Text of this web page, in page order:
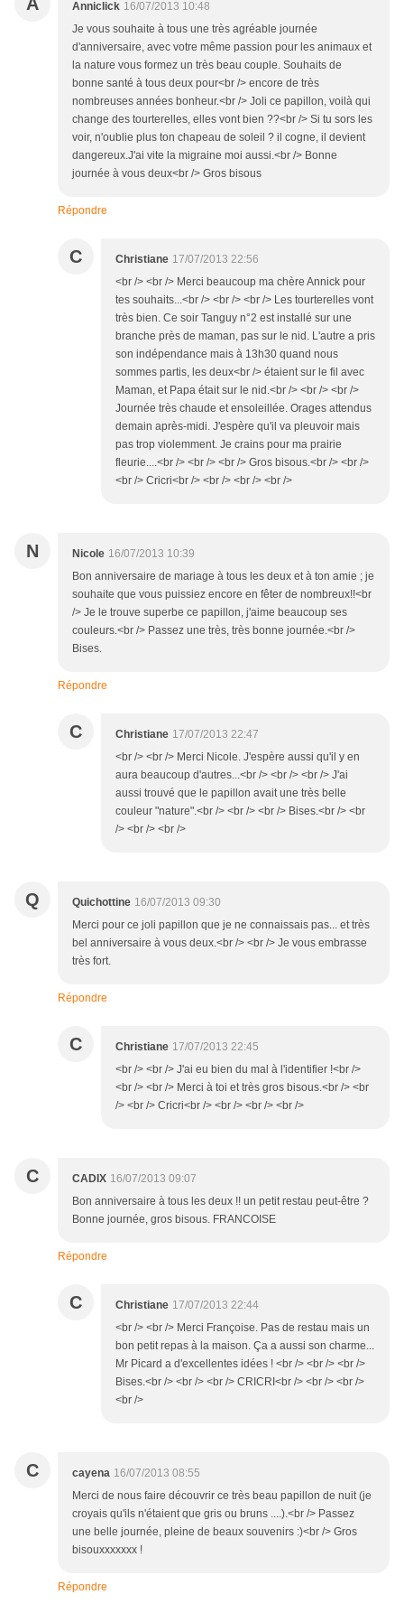
Anniclick 16/07/2013 10:48
Je vous souhaite à tous une très agréable journée
d'anniversaire, avec votre même passion pour les animaux et
la nature vous formez un très beau couple. Souhaits de
bonne santé à tous deux pour<br /> encore de très
nombreuses années bonheur.<br /> Joli ce papillon, voilà qui
change des tourterelles, elles vont bien ??<br /> Si tu sors les
voir, n'oublie plus ton chapeau de soleil ? il cogne, il devient
dangereux.J'ai vite la migraine moi aussi.<br /> Bonne
journée à vous deux<br /> Gros bisous
Répondre
C Christiane 17/07/2013 22:56
<br /> <br /> Merci beaucoup ma chère Annick pour
tes souhaits...<br /> <br /> <br /> Les tourterelles vont
très bien. Ce soir Tanguy n°2 est installé sur une
branche près de maman, pas sur le nid. L'autre a pris
son indépendance mais à 13h30 quand nous
sommes partis, les deux<br /> étaient sur le fil avec
Maman, et Papa était sur le nid.<br /> <br /> <br />
Journée très chaude et ensoleillée. Orages attendus
demain après-midi. J'espère qu'il va pleuvoir mais
pas trop violemment. Je crains pour ma prairie
fleurie....<br /> <br /> <br /> Gros bisous.<br /> <br />
<br /> Cricri<br /> <br /> <br /> <br />
N Nicole 16/07/2013 10:39
Bon anniversaire de mariage à tous les deux et à ton amie ; je
souhaite que vous puissiez encore en fêter de nombreux!!<br
/> Je le trouve superbe ce papillon, j'aime beaucoup ses
couleurs.<br /> Passez une très, très bonne journée.<br />
Bises.
Répondre
C Christiane 17/07/2013 22:47
<br /> <br /> Merci Nicole. J'espère aussi qu'il y en
aura beaucoup d'autres...<br /> <br /> <br /> J'ai
aussi trouvé que le papillon avait une très belle
couleur "nature".<br /> <br /> <br /> Bises.<br /> <br
/> <br /> <br />
Q Quichottine 16/07/2013 09:30
Merci pour ce joli papillon que je ne connaissais pas... et très
bel anniversaire à vous deux.<br /> <br /> Je vous embrasse
très fort.
Répondre
C Christiane 17/07/2013 22:45
<br /> <br /> J'ai eu bien du mal à l'identifier !<br />
<br /> <br /> Merci à toi et très gros bisous.<br /> <br
/> <br /> Cricri<br /> <br /> <br /> <br />
C CADIX 16/07/2013 09:07
Bon anniversaire à tous les deux !! un petit restau peut-être ?
Bonne journée, gros bisous. FRANCOISE
Répondre
C Christiane 17/07/2013 22:44
<br /> <br /> Merci Françoise. Pas de restau mais un
bon petit repas à la maison. Ça a aussi son charme...
Mr Picard a d'excellentes idées ! <br /> <br /> <br />
Bises.<br /> <br /> <br /> CRICRI<br /> <br /> <br />
<br />
C cayena 16/07/2013 08:55
Merci de nous faire découvrir ce très beau papillon de nuit (je
croyais qu'ils n'étaient que gris ou bruns ....).<br /> Passez
une belle journée, pleine de beaux souvenirs :)<br /> Gros
bisouxxxxxxx !
Répondre